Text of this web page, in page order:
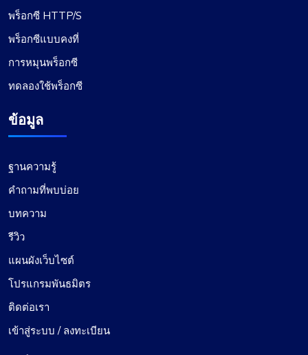
พร็อกซี HTTP/S
พร็อกซีแบบคงที่
การหมุนพร็อกซี
ทดลองใช้พร็อกซี
ข้อมูล
ฐานความรู้
คำถามที่พบบ่อย
บทความ
รีวิว
แผนผังเว็บไซต์
โปรแกรมพันธมิตร
ติดต่อเรา
เข้าสู่ระบบ / ลงทะเบียน